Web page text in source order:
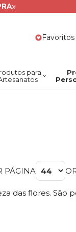
x
Favoritos
para
PÁGINA
das flores. São